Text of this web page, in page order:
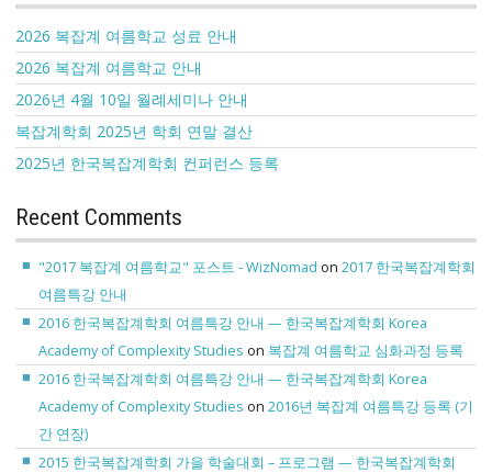
2026 복잡계 여름학교 성료 안내
2026 복잡계 여름학교 안내
2026년 4월 10일 월례세미나 안내
복잡계학회 2025년 학회 연말 결산
2025년 한국복잡계학회 컨퍼런스 등록
Recent Comments
"2017 복잡계 여름학교" 포스트 - WizNomad on2017 한국복잡계학회
여름특강 안내
2016 한국복잡계학회 여름특강 안내 — 한국복잡계학회 Korea
Academy of Complexity Studies on 복잡계 여름학교 심화과정 등록
2016 한국복잡계학회 여름특강 안내 — 한국복잡계학회 Korea
Academy of Complexity Studies on2016년 복잡계 여름특강 등록 (기
간 연장)
2015 한국복잡계학회 가을 학술대회 – 프로그램 — 한국복잡계학회